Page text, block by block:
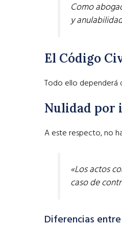
Como
y
El Código
Todo ello dependerá
Nulidad por
A este respecto, no
«Los actos
caso de
Diferencias